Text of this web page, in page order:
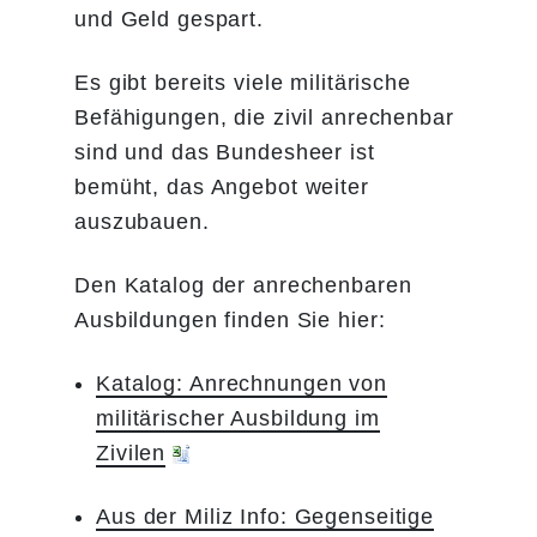
es an
Bitte
achten Sie
darauf,
dass Ihre
Rückfragen
vollständig
ausgefüllt
sind.
Großunternehmen
Engagement gegenüber
studierenden Milizangehören
nominieren wollen, wählen Sie
bitte das untenstehende Formular.
Hochschulen, die studierende
Milizsoldatinnen und Milizsoldaten
unterstützen
Wenn die Hochschule sowohl
Milizangehörige beschäftigt, als
auch diese während Ihrer
Ausbildung unterstützt, können
Sie wählen, ob Sie die
Füllen Sie bitte das Formular aus
und senden Sie es an
interne.kommunikation@bundesheer.at
Bitte achten Sie darauf, dass Ihre
Kontaktdaten für Rückfragen
und Geld gespart.
Es gibt bereits viele militärische
Befähigungen, die zivil anrechenbar
sind und das Bundesheer ist
bemüht, das Angebot weiter
auszubauen.
Den Katalog der anrechenbaren
Ausbildungen finden Sie hier:
Katalog: Anrechnungen von
militärischer Ausbildung im
Zivilen
Aus der Miliz Info: Gegenseitige